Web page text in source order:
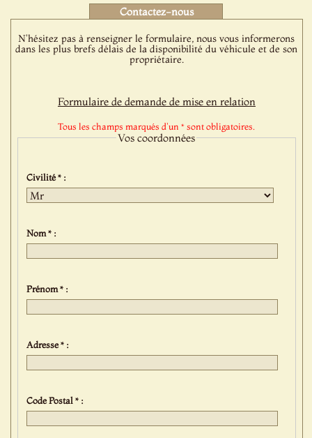
Contactez-nous
N'hésitez pas à renseigner le formulaire, nous vous informerons
dans les plus brefs délais de la disponibilité du véhicule et de son
propriétaire.
Formulaire de demande de mise en relation
Tous les champs marqués d'un * sont obligatoires.
Vos coordonnées
Civilité * :
Nom * :
Prénom * :
Adresse * :
Code Postal * :